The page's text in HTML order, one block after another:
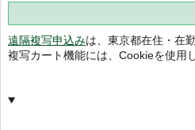
遠隔複写申込みは、東京都在住・在
複写カート機能には、Cookieを使用